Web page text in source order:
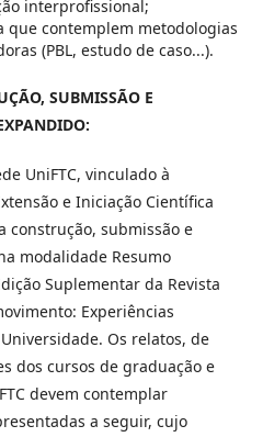
interprofissional;
que contemplem metodologias
(PBL, estudo de caso...).
SUBMISSÃO E
UniFTC, vinculado à
e Iniciação Científica
construção, submissão e
modalidade Resumo
Suplementar da Revista
Experiências
Os relatos, de
dos cursos de graduação e
devem contemplar
a seguir, cujo